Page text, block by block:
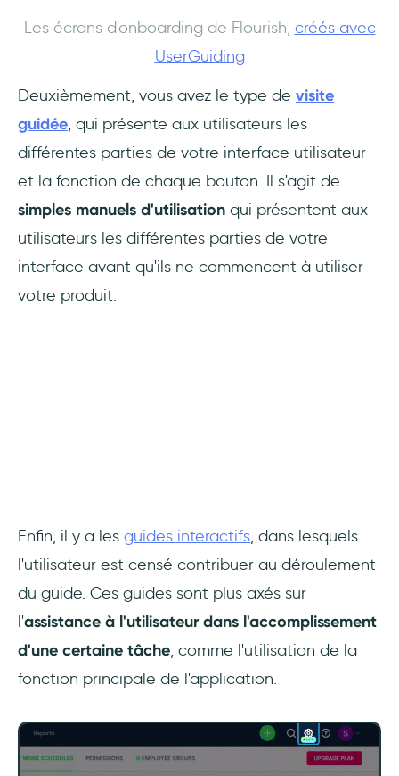
Les écrans d'onboarding de Flourish, créés avec
UserGuiding
Deuxièmement, vous avez le type de visite
guidée, qui présente aux utilisateurs les
différentes parties de votre interface utilisateur
et la fonction de chaque bouton. Il s'agit de
simples manuels d'utilisation qui présentent aux
utilisateurs les différentes parties de votre
interface avant qu'ils ne commencent à utiliser
votre produit.
Enfin, il y a les guides interactifs, dans lesquels
l'utilisateur est censé contribuer au déroulement
du guide. Ces guides sont plus axés sur
l'assistance à l'utilisateur dans l'accomplissement
d'une certaine tâche, comme l'utilisation de la
fonction principale de l'application.